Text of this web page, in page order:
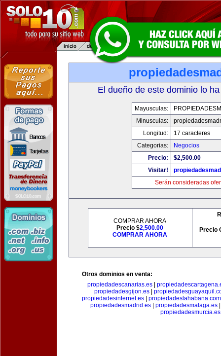
El dueño de este dominio lo
Mayusculas:
Minusculas:
Longitud:
17 caracteres
Categorias:
Negocios
Precio:
$2,500.00
Visitar!
Serán consideradas
COMPRAR AHORA
Precio $2,500.00
COMPRAR AHORA
Precio
Otros dominios en venta:
propiedadescanarias.es|
propiedadesgijon.es
propiedadesinternet.es
propiedadeslahabana.com
propiedadesmadrid.es
propiedadesmalaga.es
propiedadesmurcia.es